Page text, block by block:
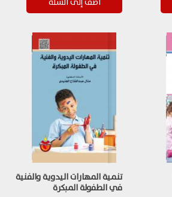
تنمية المهارات اليدوية والفنية
في الطفولة المبكرة